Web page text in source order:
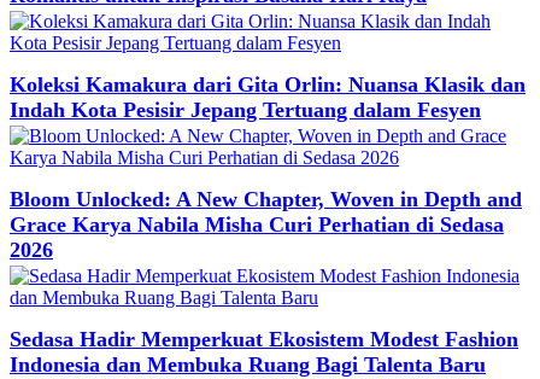
Koleksi Kamakura dari Gita Orlin: Nuansa Klasik dan
Indah Kota Pesisir Jepang Tertuang dalam Fesyen
Bloom Unlocked: A New Chapter, Woven in Depth and
Grace Karya Nabila Misha Curi Perhatian di Sedasa
2026
Sedasa Hadir Memperkuat Ekosistem Modest Fashion
Indonesia dan Membuka Ruang Bagi Talenta Baru